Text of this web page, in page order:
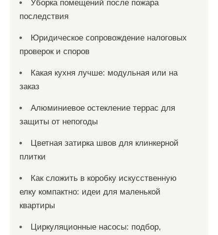
Уборка помещений после пожара
последствия
Юридическое сопровождение налоговых
проверок и споров
Какая кухня лучше: модульная или на
заказ
Алюминиевое остекление террас для
защиты от непогоды
Цветная затирка швов для клинкерной
плитки
Как сложить в коробку искусственную
елку компактно: идеи для маленькой
квартиры
Циркуляционные насосы: подбор,